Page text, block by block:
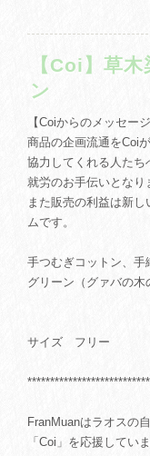
【Coi】草
ン
【Coiからのメッセージ
商品の企画流通をCoi
協力してくれる人たち
就労のお手伝いとなり
また販売の利益は新
ムです。
手つむぎコットン、手
グリーン（グァバの木
サイズ フリー
FranMuanはラオスの
「Coi」を応援していま